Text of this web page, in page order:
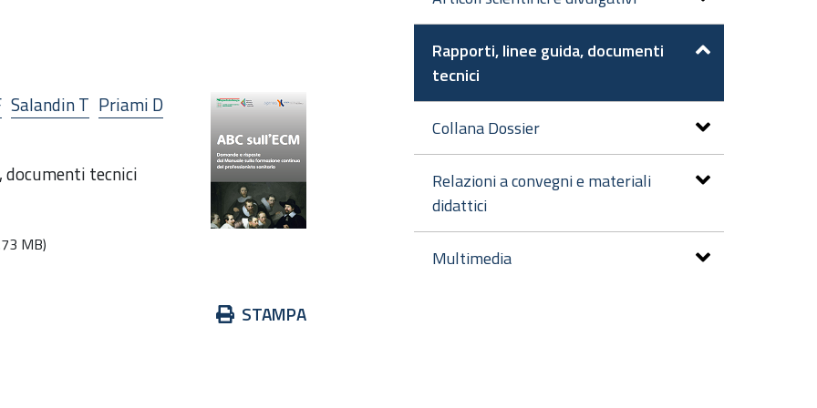
Salandin T Priami D
tecnici
MB)
AzioniSTAMPA
Rapporti, linee guida, documenti
tecnici
Collana Dossier
Relazioni a convegni e materiali
didattici
Multimedia